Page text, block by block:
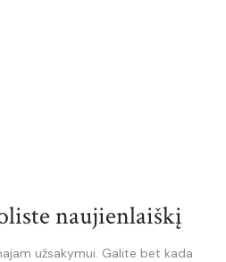
naujienlaiškį
užsakymui. Galite bet kada